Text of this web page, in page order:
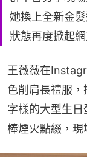
她換上全新金
狀態再度掀起網
王薇薇在
色削肩長禮服，
字樣的大型生
棒煙火點綴，現